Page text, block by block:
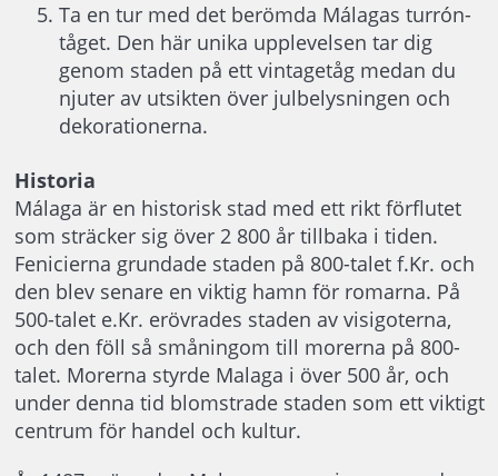
Ta en tur med det berömda Málagas turrón-
tåget. Den här unika upplevelsen tar dig
genom staden på ett vintagetåg medan du
njuter av utsikten över julbelysningen och
dekorationerna.
Historia
Málaga är en historisk stad med ett rikt förflutet
som sträcker sig över 2 800 år tillbaka i tiden.
Fenicierna grundade staden på 800-talet f.Kr. och
den blev senare en viktig hamn för romarna. På
500-talet e.Kr. erövrades staden av visigoterna,
och den föll så småningom till morerna på 800-
talet. Morerna styrde Malaga i över 500 år, och
under denna tid blomstrade staden som ett viktigt
centrum för handel och kultur.